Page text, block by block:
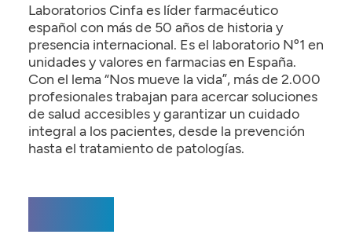
Laboratorios Cinfa es líder farmacéutico
español con más de 50 años de historia y
presencia internacional. Es el laboratorio Nº1 en
unidades y valores en farmacias en España.
Con el lema “Nos mueve la vida”, más de 2.000
profesionales trabajan para acercar soluciones
de salud accesibles y garantizar un cuidado
integral a los pacientes, desde la prevención
hasta el tratamiento de patologías.